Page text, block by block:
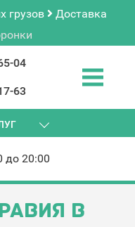
грузов
Доставка
04
63
до 20:00
В